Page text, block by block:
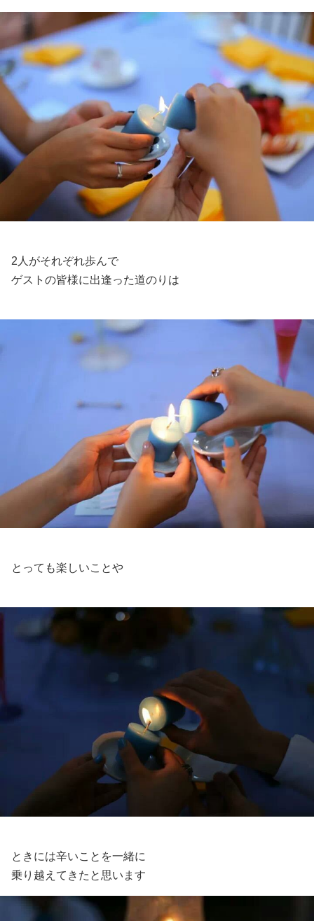
2人がそれぞれ歩んで
ゲストの皆様に出逢った道のりは
とっても楽しいことや
ときには辛いことを一緒に
乗り越えてきたと思います